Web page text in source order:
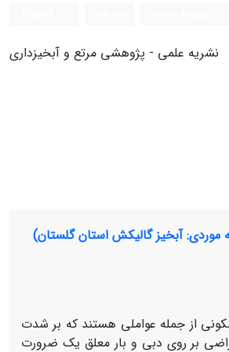
نشریه علمی - پژوهشی مرتع و آبخیزداری
از جمله عواملی هستند که بر شدت
بر روی دبی و بار معلق یک ضرورت